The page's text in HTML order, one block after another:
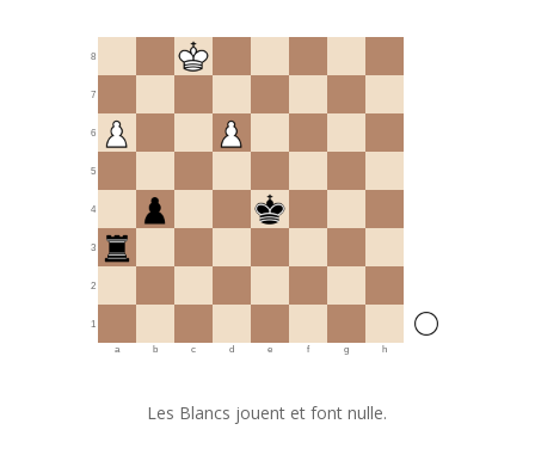
1
2
3
4
5
6
7
8
a b c d e f g h
Les Blancs jouent et font nulle.